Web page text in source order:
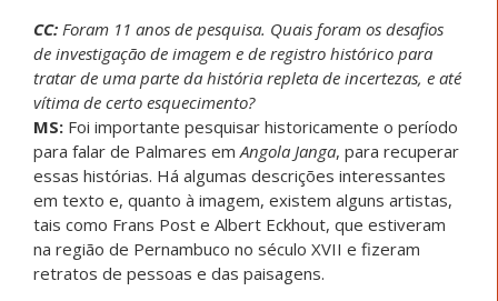
CC: Foram 11 anos de pesquisa. Quais foram os desafios
de investigação de imagem e de registro histórico para
tratar de uma parte da história repleta de incertezas, e até
vítima de certo esquecimento?
MS: Foi importante pesquisar historicamente o período
para falar de Palmares em Angola Janga, para recuperar
essas histórias. Há algumas descrições interessantes
em texto e, quanto à imagem, existem alguns artistas,
tais como Frans Post e Albert Eckhout, que estiveram
na região de Pernambuco no século XVII e fizeram
retratos de pessoas e das paisagens.